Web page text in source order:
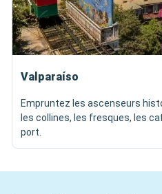
Valparaíso
Empruntez les ascenseurs
les collines, les fresques, les
port.